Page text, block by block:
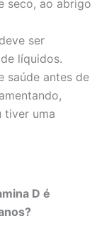
seco, ao abrigo
ser
líquidos.
saúde antes de
tiver uma
D é